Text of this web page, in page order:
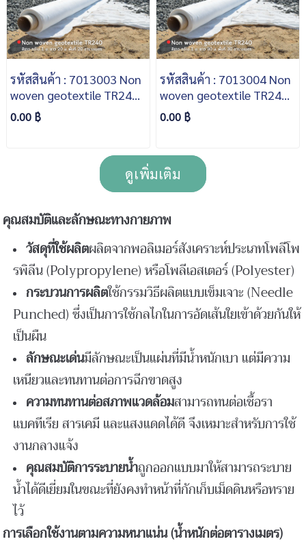
รหัสสินค้า : 7013003 Non
woven geotextile TR240
สีขาว กว้าง 1 ม. ยาว 20 ม.
พื้นที่ 20 ตารางเมตร
0.00 ฿
รหัสสินค้า : 7013004 Non
woven geotextile TR240
สีขาว กว้าง 1 ม. ยาว 30 ม.
พื้นที่ 30 ตารางเมตร
0.00 ฿
ดูเพิ่มเติม
คุณสมบัติและลักษณะทางกายภาพ
วัสดุที่ใช้ผลิตผลิตจากพอลิเมอร์สังเคราะห์ประเภทโพลีโพ
รพิลีน (Polypropylene) หรือโพลีเอสเตอร์ (Polyester)
กระบวนการผลิตใช้กรรมวิธีผลิตแบบเข็มเจาะ (Needle
Punched) ซึ่งเป็นการใช้กลไกในการอัดเส้นใยเข้าด้วยกันให้
เป็นผืน
ลักษณะเด่นมีลักษณะเป็นแผ่นที่มีน้ำหนักเบา แต่มีความ
เหนียวและทนทานต่อการฉีกขาดสูง
ความทนทานต่อสภาพแวดล้อมสามารถทนต่อเชื้อรา
แบคทีเรีย สารเคมี และแสงแดดได้ดี จึงเหมาะสำหรับการใช้
งานกลางแจ้ง
คุณสมบัติการระบายน้ำถูกออกแบบมาให้สามารถระบาย
น้ำได้ดีเยี่ยมในขณะที่ยังคงทำหน้าที่กักเก็บเม็ดดินหรือทราย
ไว้
การเลือกใช้งานตามความหนาแน่น (น้ำหนักต่อตารางเมตร)